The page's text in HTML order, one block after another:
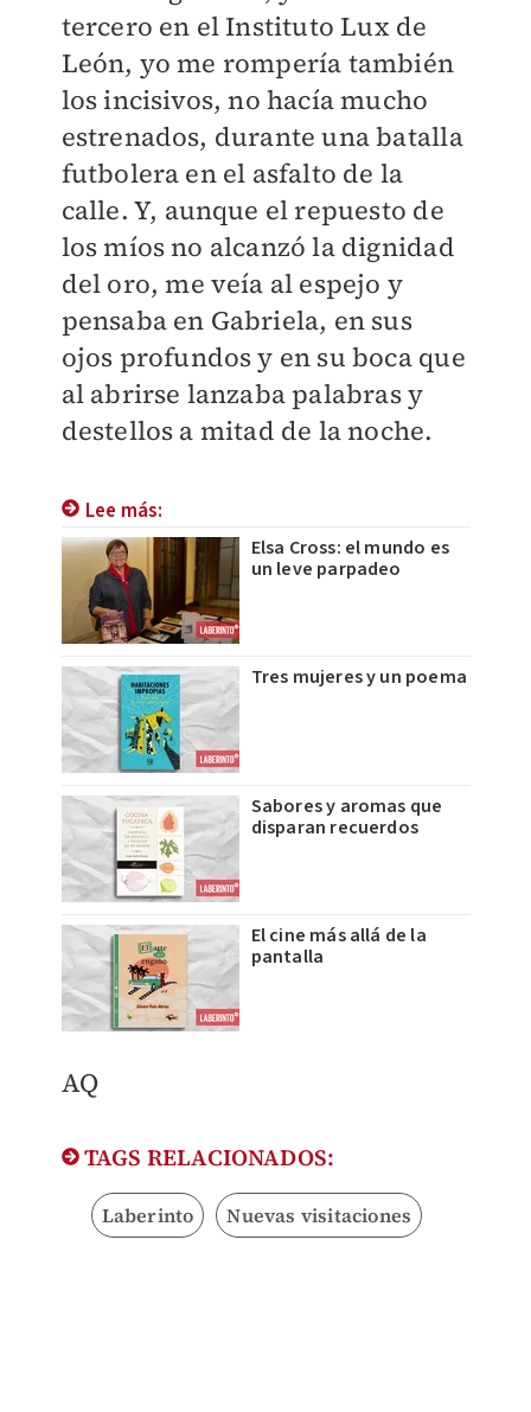
tercero en el Instituto Lux de
León, yo me rompería también
los incisivos, no hacía mucho
estrenados, durante una batalla
futbolera en el asfalto de la
calle. Y, aunque el repuesto de
los míos no alcanzó la dignidad
del oro, me veía al espejo y
pensaba en Gabriela, en sus
ojos profundos y en su boca que
al abrirse lanzaba palabras y
destellos a mitad de la noche.
Lee más:
Elsa Cross: el mundo es
un leve parpadeo
Tres mujeres y un poema
Sabores y aromas que
disparan recuerdos
El cine más allá de la
pantalla
AQ
TAGS RELACIONADOS:
Laberinto Nuevas visitaciones